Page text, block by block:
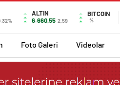
ALTIN
6.660,55 2,59
BITCOIN
%
Foto Galeri Videolar